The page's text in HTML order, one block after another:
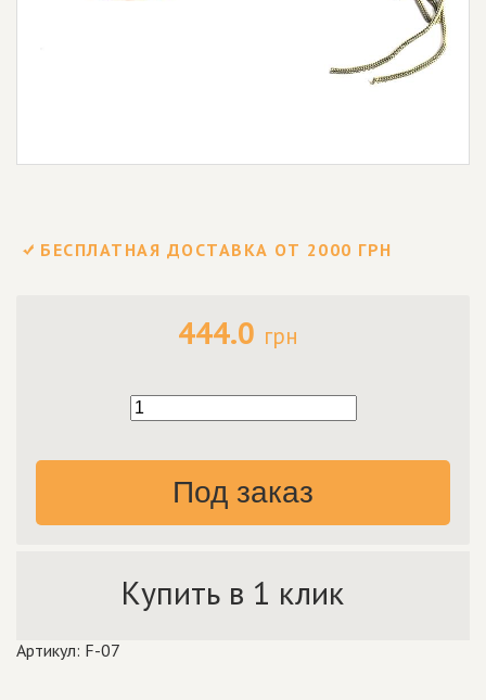
БЕСПЛАТНАЯ ДОСТАВКА ОТ 2000 ГРН
444.0 грн
Под заказ
Купить в 1 клик
Артикул: F-07